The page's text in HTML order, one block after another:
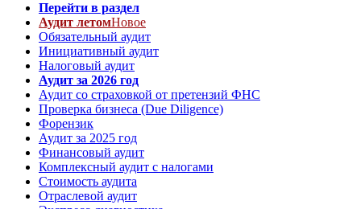
Перейти в раздел
Аудит летомНовое
Обязательный аудит
Инициативный аудит
Налоговый аудит
Аудит за 2026 год
Аудит со страховкой от претензий ФНС
Проверка бизнеса (Due Diligence)
Форензик
Аудит за 2025 год
Финансовый аудит
Комплексный аудит с налогами
Стоимость аудита
Отраслевой аудит